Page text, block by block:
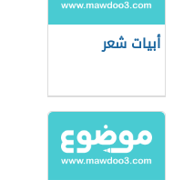
أبيات شعر